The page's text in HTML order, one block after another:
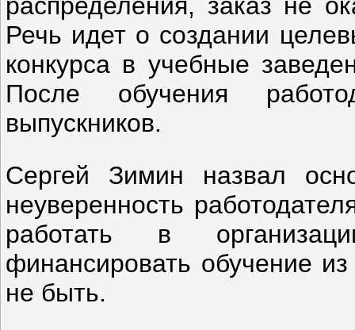
распределения, заказ не
Речь идет о создании
конкурса в учебные
После обучения
выпускников.
Сергей Зимин назвал
неуверенность
работать в
финансировать обучение
не быть.